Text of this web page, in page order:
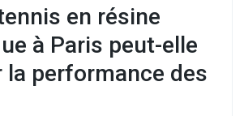
en résine
à Paris peut-elle
la performance des